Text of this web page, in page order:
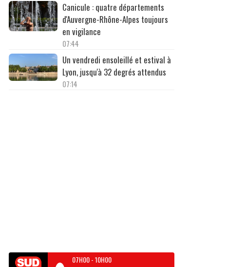
Canicule : quatre départements
d'Auvergne-Rhône-Alpes toujours
en vigilance
07:44
Un vendredi ensoleillé et estival à
Lyon, jusqu'à 32 degrés attendus
07:14
07H00-10H00